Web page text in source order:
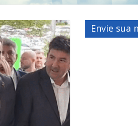
Envie sua